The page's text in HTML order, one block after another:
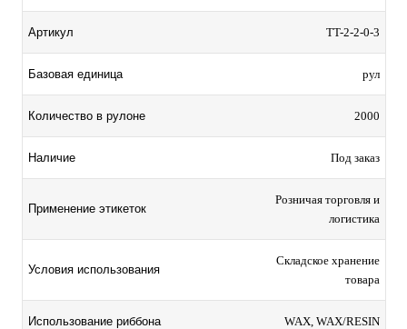
Артикул TT-2-2-0-3
Базовая единица рул
Количество в рулоне 2000
Наличие Под заказ
Применение этикеток
Розничая торговля и
логистика
Условия использования
Складское хранение
товара
Использование риббона WAX, WAX/RESIN